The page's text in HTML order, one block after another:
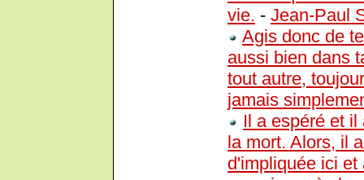
vie. - Jean-Paul
Agis donc de
aussi bien dans
tout autre,
jamais
Il a espéré et
la mort. Alors, il
d'impliquée ici